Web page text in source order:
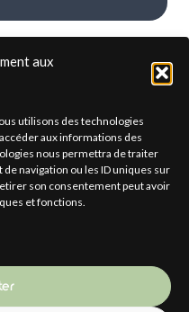
aux
utilisons des technologies
aux informations des
nous permettra de traiter
navigation ou les ID uniques sur
son consentement peut avoir
et fonctions.
directs)
31 01